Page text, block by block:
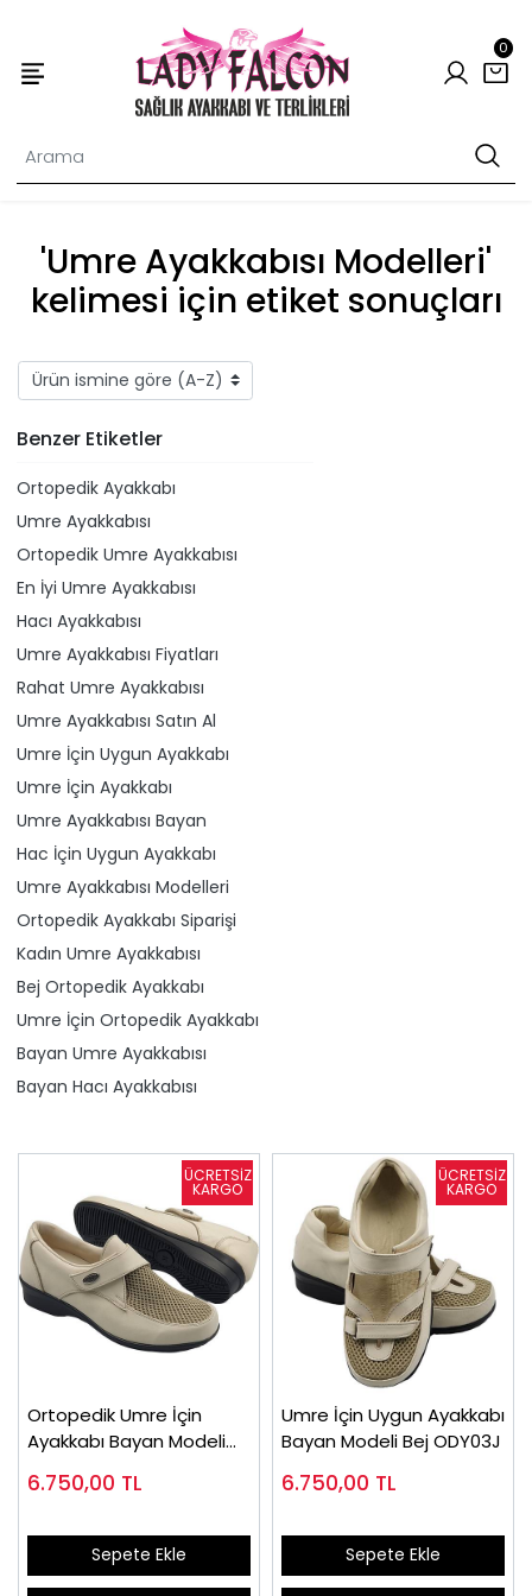
0
'Umre Ayakkabısı Modelleri'
kelimesi için etiket sonuçları
Benzer Etiketler
Ortopedik Ayakkabı
Umre Ayakkabısı
Ortopedik Umre Ayakkabısı
En İyi Umre Ayakkabısı
Hacı Ayakkabısı
Umre Ayakkabısı Fiyatları
Rahat Umre Ayakkabısı
Umre Ayakkabısı Satın Al
Umre İçin Uygun Ayakkabı
Umre İçin Ayakkabı
Umre Ayakkabısı Bayan
Hac İçin Uygun Ayakkabı
Umre Ayakkabısı Modelleri
Ortopedik Ayakkabı Siparişi
Kadın Umre Ayakkabısı
Bej Ortopedik Ayakkabı
Umre İçin Ortopedik Ayakkabı
Bayan Umre Ayakkabısı
Bayan Hacı Ayakkabısı
Ortopedik Umre İçin
Ayakkabı Bayan Modeli
6.750,00 TL
Sepete Ekle
Umre İçin Uygun Ayakkabı
Bayan Modeli Bej ODY03J
6.750,00 TL
Sepete Ekle